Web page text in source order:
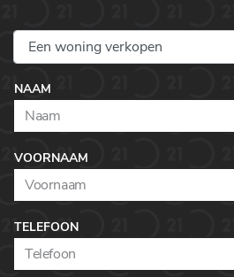
NAAM
VOORNAAM
TELEFOON